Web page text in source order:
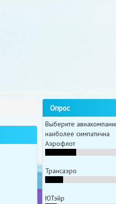
Опрос
Выберите
наиболее симпатична
Аэрофлот
Трансаэро
ЮТэйр